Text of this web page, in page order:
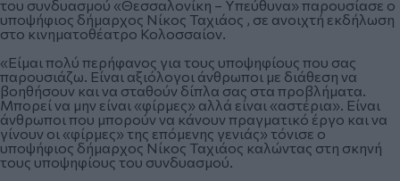
του συνδυασμού «Θεσσαλονίκη – Υπεύθυνα» παρουσίασε ο
υποψήφιος δήμαρχος Νίκος Ταχιάος , σε ανοιχτή εκδήλωση
στο κινηματοθέατρο Κολοσσαίον.
«Είμαι πολύ περήφανος για τους υποψηφίους που σας
παρουσιάζω. Είναι αξιόλογοι άνθρωποι με διάθεση να
βοηθήσουν και να σταθούν δίπλα σας στα προβλήματα.
Μπορεί να μην είναι «φίρμες» αλλά είναι «αστέρια». Είναι
άνθρωποι που μπορούν να κάνουν πραγματικό έργο και να
γίνουν οι «φίρμες» της επόμενης γενιάς» τόνισε ο
υποψήφιος δήμαρχος Νίκος Ταχιάος καλώντας στη σκηνή
τους υποψηφίους του συνδυασμού.